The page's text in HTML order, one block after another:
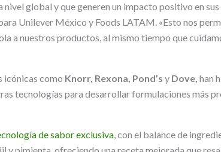
global y que generen un impacto positivo en
Unilever México y Foods LATAM. «Esto nos
a nuestros productos, al mismo tiempo que
icónicas como Knorr, Rexona, Pond’s y Dove, han
tecnologías para desarrollar formulaciones más
de sabor exclusiva, con el balance de